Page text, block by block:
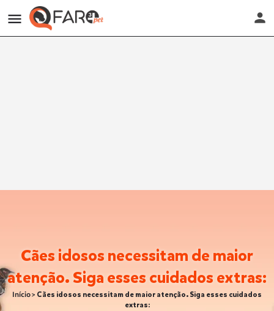
Cães idosos necessitam de maior
atenção. Siga esses cuidados extras:
Início> Cães idosos necessitam de maior atenção. Siga esses cuidados
extras: